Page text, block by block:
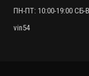
ПН-ПТ: 10:00-19:00 СБ-
vin54